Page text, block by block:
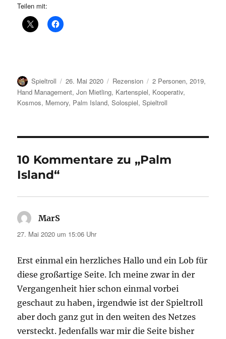
Teilen mit:
Autor
Spieltroll
Veröffentlicht
am
26. Mai 2020 Kategorien
Rezension Schlagwörter
2 Personen,2019,
Hand Management,Jon Mietling, Kartenspiel, Kooperativ,
Kosmos, Memory, Palm Island,Solospiel,Spieltroll
10 Kommentare zu „Palm
Island“
MarS
27. Mai 2020 um 15:06 Uhr
Erst einmal ein herzliches Hallo und ein Lob für
diese großartige Seite. Ich meine zwar in der
Vergangenheit hier schon einmal vorbei
geschaut zu haben, irgendwie ist der Spieltroll
aber doch ganz gut in den weiten des Netzes
versteckt. Jedenfalls war mir die Seite bisher